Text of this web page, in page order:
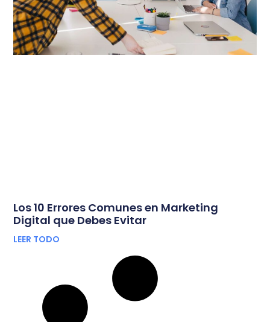
Los 10 Errores Comunes en Marketing
Digital que Debes Evitar
LEER TODO